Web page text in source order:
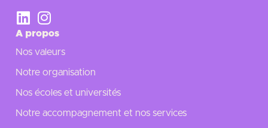
A propos
Nos valeurs
Notre organisation
Nos écoles et universités
Notre accompagnement et nos services